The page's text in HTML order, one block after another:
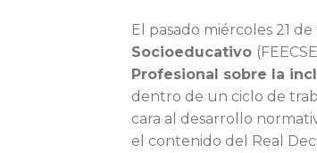
El pasado miércoles 21 de
Socioeducativo
Profesional sobre la
dentro de un ciclo de
cara al desarrollo
el contenido del Real